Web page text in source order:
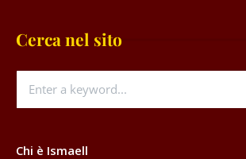
Cerca nel sito
Chi è Ismaell